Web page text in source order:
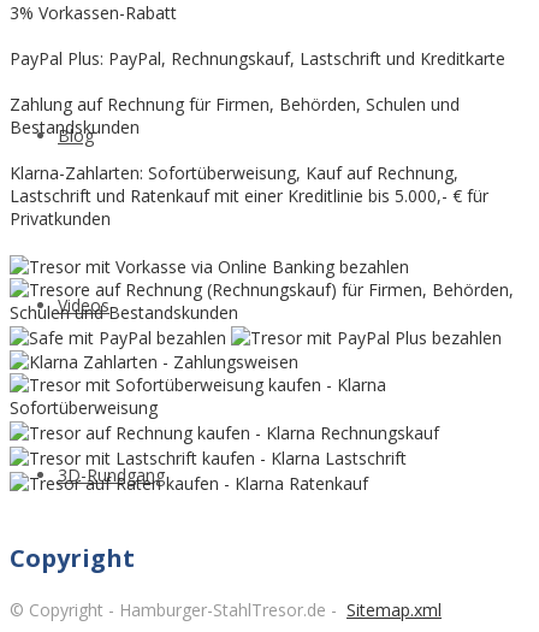
Blog
Videos
3D-Rundgang
3% Vorkassen-Rabatt
PayPal Plus: PayPal, Rechnungskauf, Lastschrift und Kreditkarte
Zahlung auf Rechnung für Firmen, Behörden, Schulen und
Bestandskunden
Klarna-Zahlarten: Sofortüberweisung, Kauf auf Rechnung,
Lastschrift und Ratenkauf mit einer Kreditlinie bis 5.000,- € für
Privatkunden
Copyright
© Copyright - Hamburger-StahlTresor.de - Sitemap.xml